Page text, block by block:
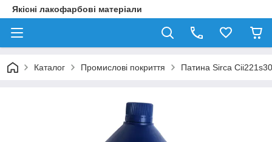
Якісні лакофарбові матеріали
Каталог Промислові покриття Патина Sirca